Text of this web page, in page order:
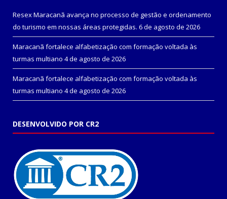
Resex Maracanã avança no processo de gestão e ordenamento
do turismo em nossas áreas protegidas. 6 de agosto de 2026
Maracanã fortalece alfabetização com formação voltada às
turmas multiano 4 de agosto de 2026
Maracanã fortalece alfabetização com formação voltada às
turmas multiano 4 de agosto de 2026
DESENVOLVIDO POR CR2